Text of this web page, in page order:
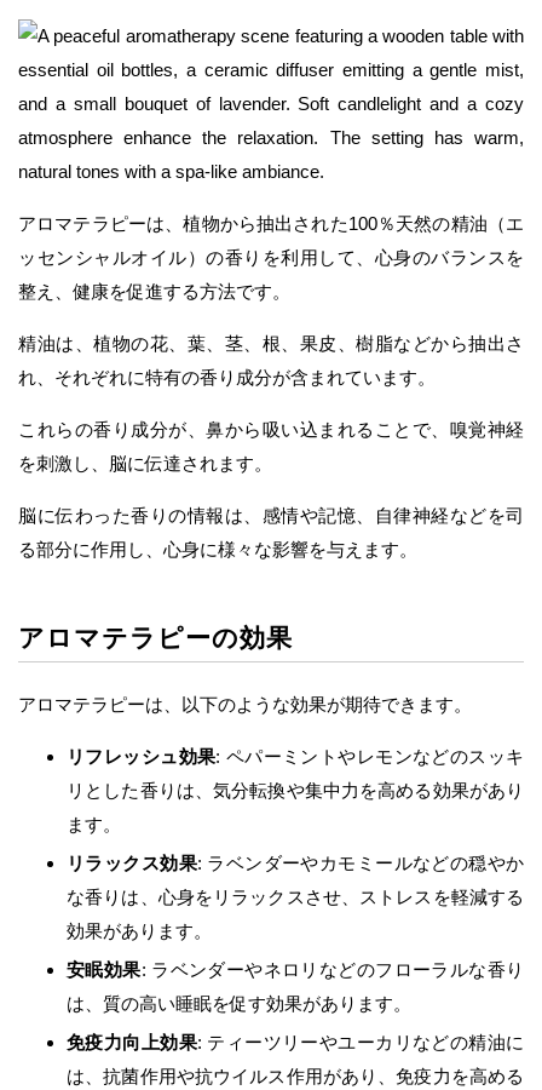
アロマテラピーは、植物から抽出された100％天然の精油（エ
ッセンシャルオイル）の香りを利用して、心身のバランスを
整え、健康を促進する方法です。
精油は、植物の花、葉、茎、根、果皮、樹脂などから抽出さ
れ、それぞれに特有の香り成分が含まれています。
これらの香り成分が、鼻から吸い込まれることで、嗅覚神経
を刺激し、脳に伝達されます。
脳に伝わった香りの情報は、感情や記憶、自律神経などを司
る部分に作用し、心身に様々な影響を与えます。
アロマテラピーの効果
アロマテラピーは、以下のような効果が期待できます。
リフレッシュ効果: ペパーミントやレモンなどのスッキ
リとした香りは、気分転換や集中力を高める効果があり
ます。
リラックス効果: ラベンダーやカモミールなどの穏やか
な香りは、心身をリラックスさせ、ストレスを軽減する
効果があります。
安眠効果: ラベンダーやネロリなどのフローラルな香り
は、質の高い睡眠を促す効果があります。
免疫力向上効果: ティーツリーやユーカリなどの精油に
は、抗菌作用や抗ウイルス作用があり、免疫力を高める